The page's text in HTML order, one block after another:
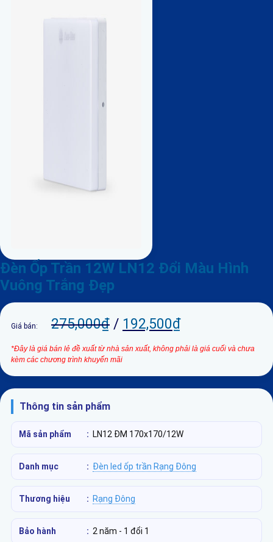
Đèn Ốp Trần 12W LN12 Đổi Màu Hình
Vuông Trắng Đẹp
Giá bán: 275,000₫ / 192,500₫
*Đây là giá bán lẻ đề xuất từ nhà sản xuất, không phải là giá cuối và chưa
kèm các chương trình khuyến mãi
Thông tin sản phẩm
Mã sản phẩm : LN12 ĐM 170x170/12W
Danh mục : Đèn led ốp trần Rạng Đông
Thương hiệu : Rạng Đông
Bảo hành : 2 năm - 1 đổi 1